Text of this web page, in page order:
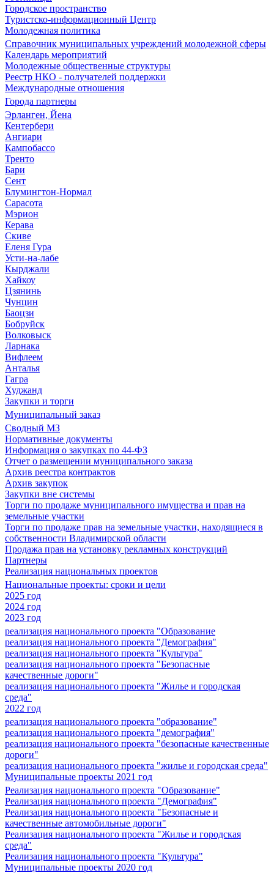
Городское пространство
Туристско-информационный Центр
Молодежная политика
Справочник муниципальных учреждений молодежной сферы
Календарь мероприятий
Молодежные общественные структуры
Реестр НКО - получателей поддержки
Международные отношения
Города партнеры
Эрланген, Йена
Кентербери
Ангиари
Кампобассо
Тренто
Бари
Сент
Блумингтон-Нормал
Сарасота
Мэрион
Керава
Скиве
Еленя Гура
Усти-на-лабе
Кырджали
Хайкоу
Цзянинь
Чунцин
Баоцзи
Бобруйск
Волковыск
Ларнака
Вифлеем
Анталья
Гагра
Худжанд
Закупки и торги
Муниципальный заказ
Сводный МЗ
Нормативные документы
Информация о закупках по 44-ФЗ
Отчет о размещении муниципального заказа
Архив реестра контрактов
Архив закупок
Закупки вне системы
Торги по продаже муниципального имущества и прав на
земельные участки
Торги по продаже прав на земельные участки, находящиеся в
собственности Владимирской области
Продажа прав на установку рекламных конструкций
Партнеры
Реализация национальных проектов
Национальные проекты: сроки и цели
2025 год
2024 год
2023 год
реализация национального проекта "Образование
реализация национального проекта "Демография"
реализация национального проекта "Культура"
реализация национального проекта "Безопасные
качественные дороги"
реализация национального проекта "Жилье и городская
среда"
2022 год
реализация национального проекта "образование"
реализация национального проекта "демография"
реализация национального проекта "безопасные качественные
дороги"
реализация национального проекта "жилье и городская среда"
Муниципальные проекты 2021 год
Реализация национального проекта "Образование"
Реализация национального проекта "Демография"
Реализация национального проекта "Безопасные и
качественные автомобильные дороги"
Реализация национального проекта "Жилье и городская
среда"
Реализация национального проекта "Культура"
Муниципальные проекты 2020 год